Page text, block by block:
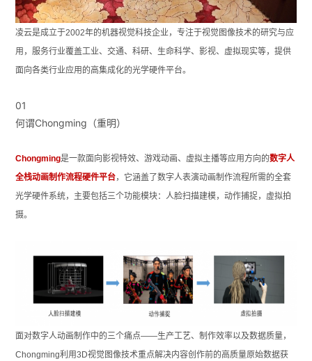
凌云是成立于2002年的机器视觉科技企业，专注于视觉图像技术的研究与应
用，服务行业覆盖工业、交通、科研、生命科学、影视、虚拟现实等，提供
面向各类行业应用的高集成化的光学硬件平台。
01
何谓Chongming（重明）
Chongming是一款面向影视特效、游戏动画、虚拟主播等应用方向的数字人
全栈动画制作流程硬件平台，它涵盖了数字人表演动画制作流程所需的全套
光学硬件系统，主要包括三个功能模块：人脸扫描建模，动作捕捉，虚拟拍
摄。
面对数字人动画制作中的三个痛点——生产工艺、制作效率以及数据质量，
Chongming利用3D视觉图像技术重点解决内容创作前的高质量原始数据获